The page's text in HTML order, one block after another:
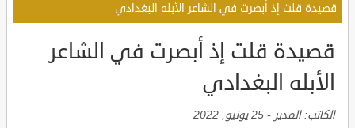
قصيدة قلت إذ أبصرت في الشاعر الأبله البغدادي
قصيدة قلت إذ أبصرت في الشاعر
الأبله البغدادي
الكاتب:المدير - 25 يونيو, 2022